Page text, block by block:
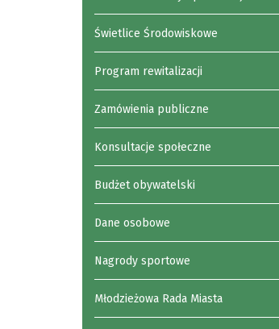
Świetlice Środowiskowe
Program rewitalizacji
Zamówienia publiczne
Konsultacje społeczne
Budżet obywatelski
Dane osobowe
Nagrody sportowe
Młodzieżowa Rada Miasta